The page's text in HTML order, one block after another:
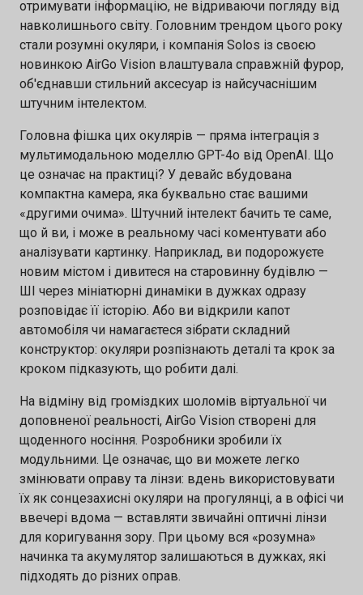
підтримку Напрями конкурсу: 🔹 Штучний
інтелект 🔹 Кібербезпека 🔹 Водні ресурси 📅
Кінцевий термін подання заявок — 10
серпня 2026 👉 Подати заявку:
отримувати інформацію, не відриваючи погляду від
навколишнього світу. Головним трендом цього року
стали розумні окуляри, і компанія Solos із своєю
новинкою AirGo Vision влаштувала справжній фурор,
об'єднавши стильний аксесуар із найсучаснішим
штучним інтелектом.
Головна фішка цих окулярів — пряма інтеграція з
мультимодальною моделлю GPT-4o від OpenAI. Що
це означає на практиці? У девайс вбудована
компактна камера, яка буквально стає вашими
«другими очима». Штучний інтелект бачить те саме,
що й ви, і може в реальному часі коментувати або
аналізувати картинку. Наприклад, ви подорожуєте
новим містом і дивитеся на старовинну будівлю —
ШІ через мініатюрні динаміки в дужках одразу
розповідає її історію. Або ви відкрили капот
автомобіля чи намагаєтеся зібрати складний
конструктор: окуляри розпізнають деталі та крок за
кроком підказують, що робити далі.
На відміну від громіздких шоломів віртуальної чи
доповненої реальності, AirGo Vision створені для
щоденного носіння. Розробники зробили їх
модульними. Це означає, що ви можете легко
змінювати оправу та лінзи: вдень використовувати
їх як сонцезахисні окуляри на прогулянці, а в офісі чи
ввечері вдома — вставляти звичайні оптичні лінзи
для коригування зору. При цьому вся «розумна»
начинка та акумулятор залишаються в дужках, які
підходять до різних оправ.